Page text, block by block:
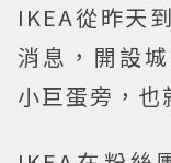
IKEA從昨天
消息，開設
小巨蛋旁，也